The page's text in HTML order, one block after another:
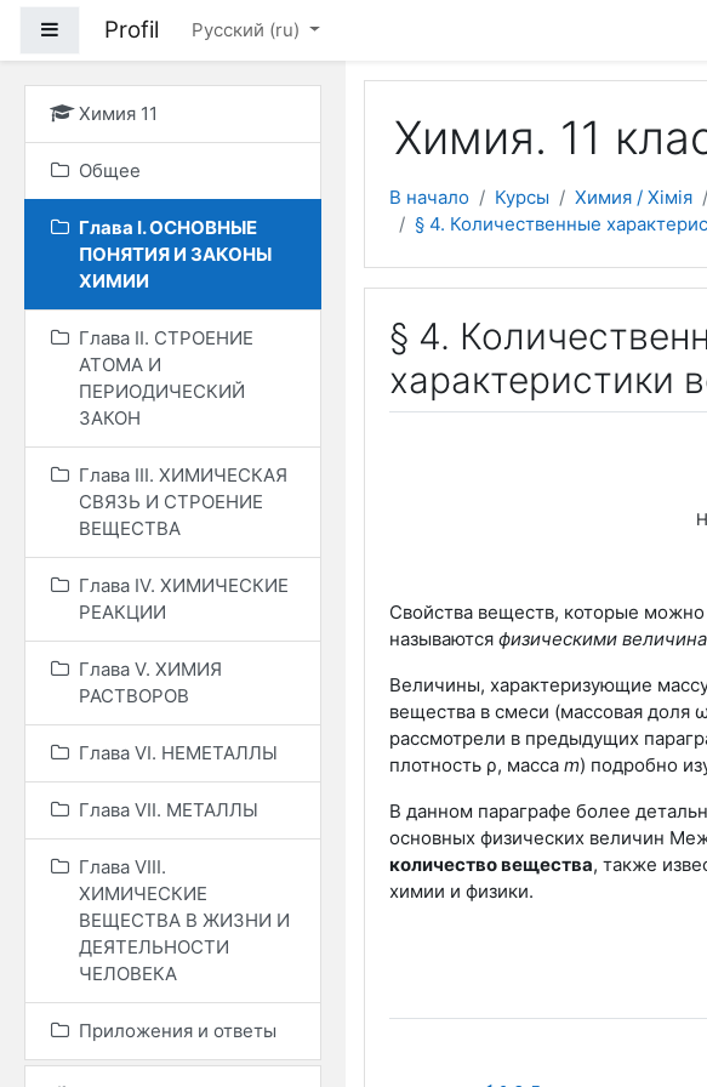
Боковая панель
Profil Русский ‎(ru)‎
Химия 11
Общее
Глава I. ОСНОВНЫЕ
ПОНЯТИЯ И ЗАКОНЫ
ХИМИИ
Глава II. СТРОЕНИЕ
АТОМА И
ПЕРИОДИЧЕСКИЙ
ЗАКОН
Глава III. ХИМИЧЕСКАЯ
СВЯЗЬ И СТРОЕНИЕ
ВЕЩЕСТВА
Глава IV. ХИМИЧЕСКИЕ
РЕАКЦИИ
Глава V. ХИМИЯ
РАСТВОРОВ
Глава VI. НЕМЕТАЛЛЫ
Глава VII. МЕТАЛЛЫ
Глава VIII.
ХИМИЧЕСКИЕ
ВЕЩЕСТВА В ЖИЗНИ И
ДЕЯТЕЛЬНОСТИ
ЧЕЛОВЕКА
Приложения и ответы
Химия. 11
В начало Курсы Химия / Хімія
§ 4. Количественные
§ 4.
характеристики
Свойства веществ, которые
называются физическими
Величины, характеризующие
вещества в смеси (массовая доля
рассмотрели в предыдущих
плотность ρ, масса m) подробно
В данном параграфе более
основных физических величин
количество вещества, также
химии и физики.